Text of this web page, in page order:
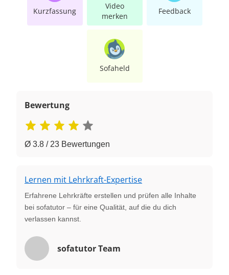
Kurzfassung
Video
merken
Feedback
Sofaheld
Bewertung
Ø 3.8 / 23 Bewertungen
Lernen mit Lehrkraft-Expertise
Erfahrene Lehrkräfte erstellen und prüfen alle Inhalte
bei sofatutor – für eine Qualität, auf die du dich
verlassen kannst.
sofatutor Team